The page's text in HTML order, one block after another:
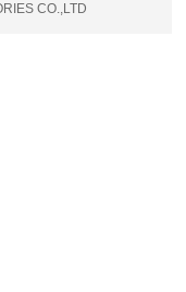
CO.,LTD